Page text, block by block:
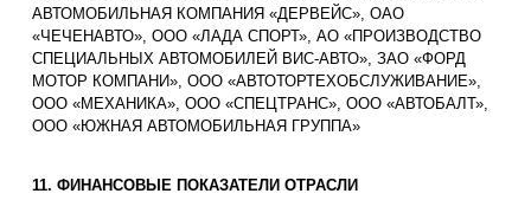
АВТОМОБИЛЬНАЯ КОМПАНИЯ «ДЕРВЕЙС», ОАО
«ЧЕЧЕНАВТО», ООО «ЛАДА СПОРТ», АО «ПРОИЗВОДСТВО
СПЕЦИАЛЬНЫХ АВТОМОБИЛЕЙ ВИС-АВТО», ЗАО «ФОРД
МОТОР КОМПАНИ», ООО «АВТОТОРТЕХОБСЛУЖИВАНИЕ»,
ООО «МЕХАНИКА», ООО «СПЕЦТРАНС», ООО «АВТОБАЛТ»,
ООО «ЮЖНАЯ АВТОМОБИЛЬНАЯ ГРУППА»
11. ФИНАНСОВЫЕ ПОКАЗАТЕЛИ ОТРАСЛИ